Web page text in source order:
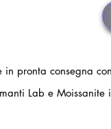
pronta consegna
Lab e